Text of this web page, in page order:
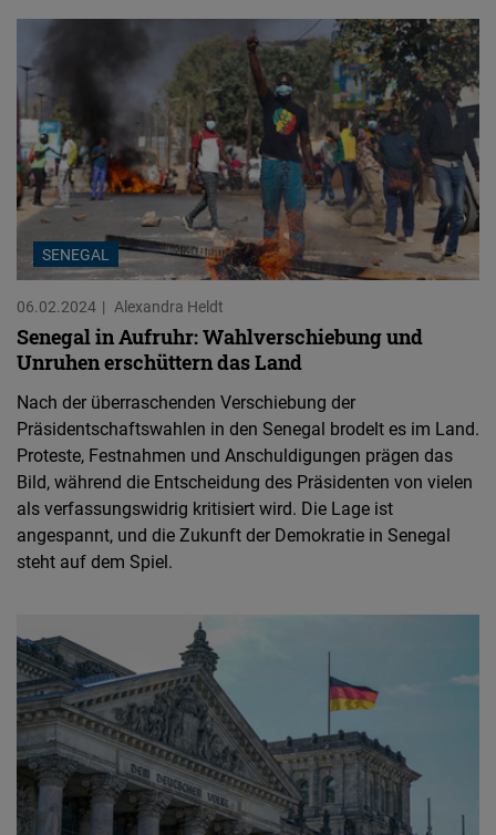
SENEGAL
06.02.2024 Alexandra Heldt
Senegal in Aufruhr: Wahlverschiebung und
Unruhen erschüttern das Land
Nach der überraschenden Verschiebung der
Präsidentschaftswahlen in den Senegal brodelt es im Land.
Proteste, Festnahmen und Anschuldigungen prägen das
Bild, während die Entscheidung des Präsidenten von vielen
als verfassungswidrig kritisiert wird. Die Lage ist
angespannt, und die Zukunft der Demokratie in Senegal
steht auf dem Spiel.